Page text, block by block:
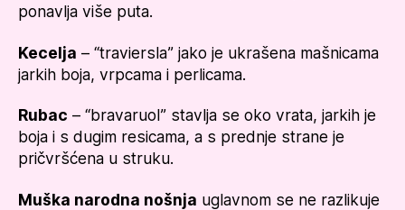
ponavlja više puta.
Kecelja – “traviersla” jako je ukrašena mašnicama
jarkih boja, vrpcama i perlicama.
Rubac – “bravaruol” stavlja se oko vrata, jarkih je
boja i s dugim resicama, a s prednje strane je
pričvršćena u struku.
Muška narodna nošnja uglavnom se ne razlikuje